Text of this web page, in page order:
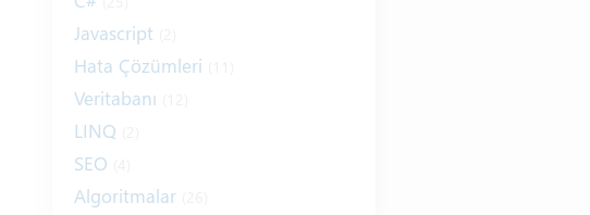
Javascript
Hata Çözümleri
Veritabanı
LINQ
SEO
Algoritmalar